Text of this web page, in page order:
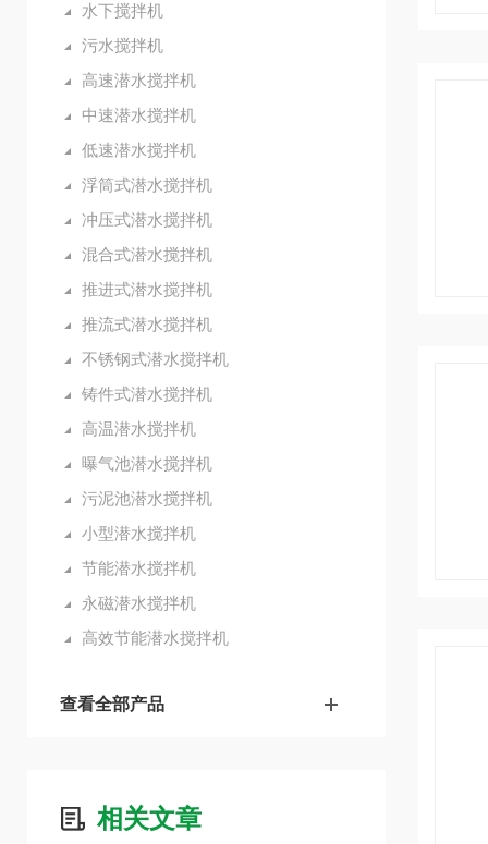
水下搅拌机
污水搅拌机
高速潜水搅拌机
中速潜水搅拌机
低速潜水搅拌机
浮筒式潜水搅拌机
冲压式潜水搅拌机
混合式潜水搅拌机
推进式潜水搅拌机
推流式潜水搅拌机
不锈钢式潜水搅拌机
铸件式潜水搅拌机
高温潜水搅拌机
曝气池潜水搅拌机
污泥池潜水搅拌机
小型潜水搅拌机
节能潜水搅拌机
永磁潜水搅拌机
高效节能潜水搅拌机
查看全部产品
相关文章